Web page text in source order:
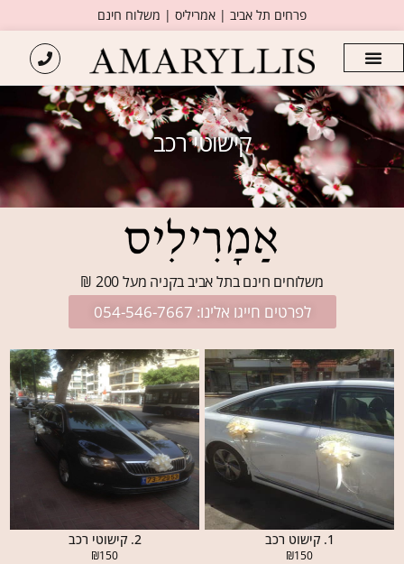
פרחים תל אביב | אמריליס | משלוח חינם
קישוטי רכב
משלוחים חינם בתל אביב בקניה מעל 200 ₪​
לפרטים חייגו אלינו: 054-546-7667
1. קישוט רכב
₪150
2. קישוטי רכב
₪150